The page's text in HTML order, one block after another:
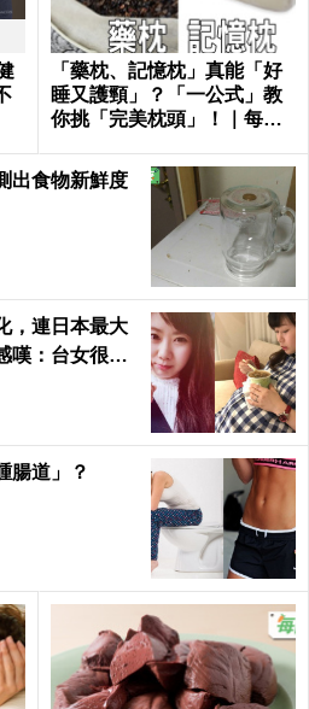
「藥枕、記憶枕」真能「好
睡又護頸」？「一公式」教
你挑「完美枕頭」！｜每日
出食物新鮮度
，連日本最大
嘆：台女很幸
腸道」？